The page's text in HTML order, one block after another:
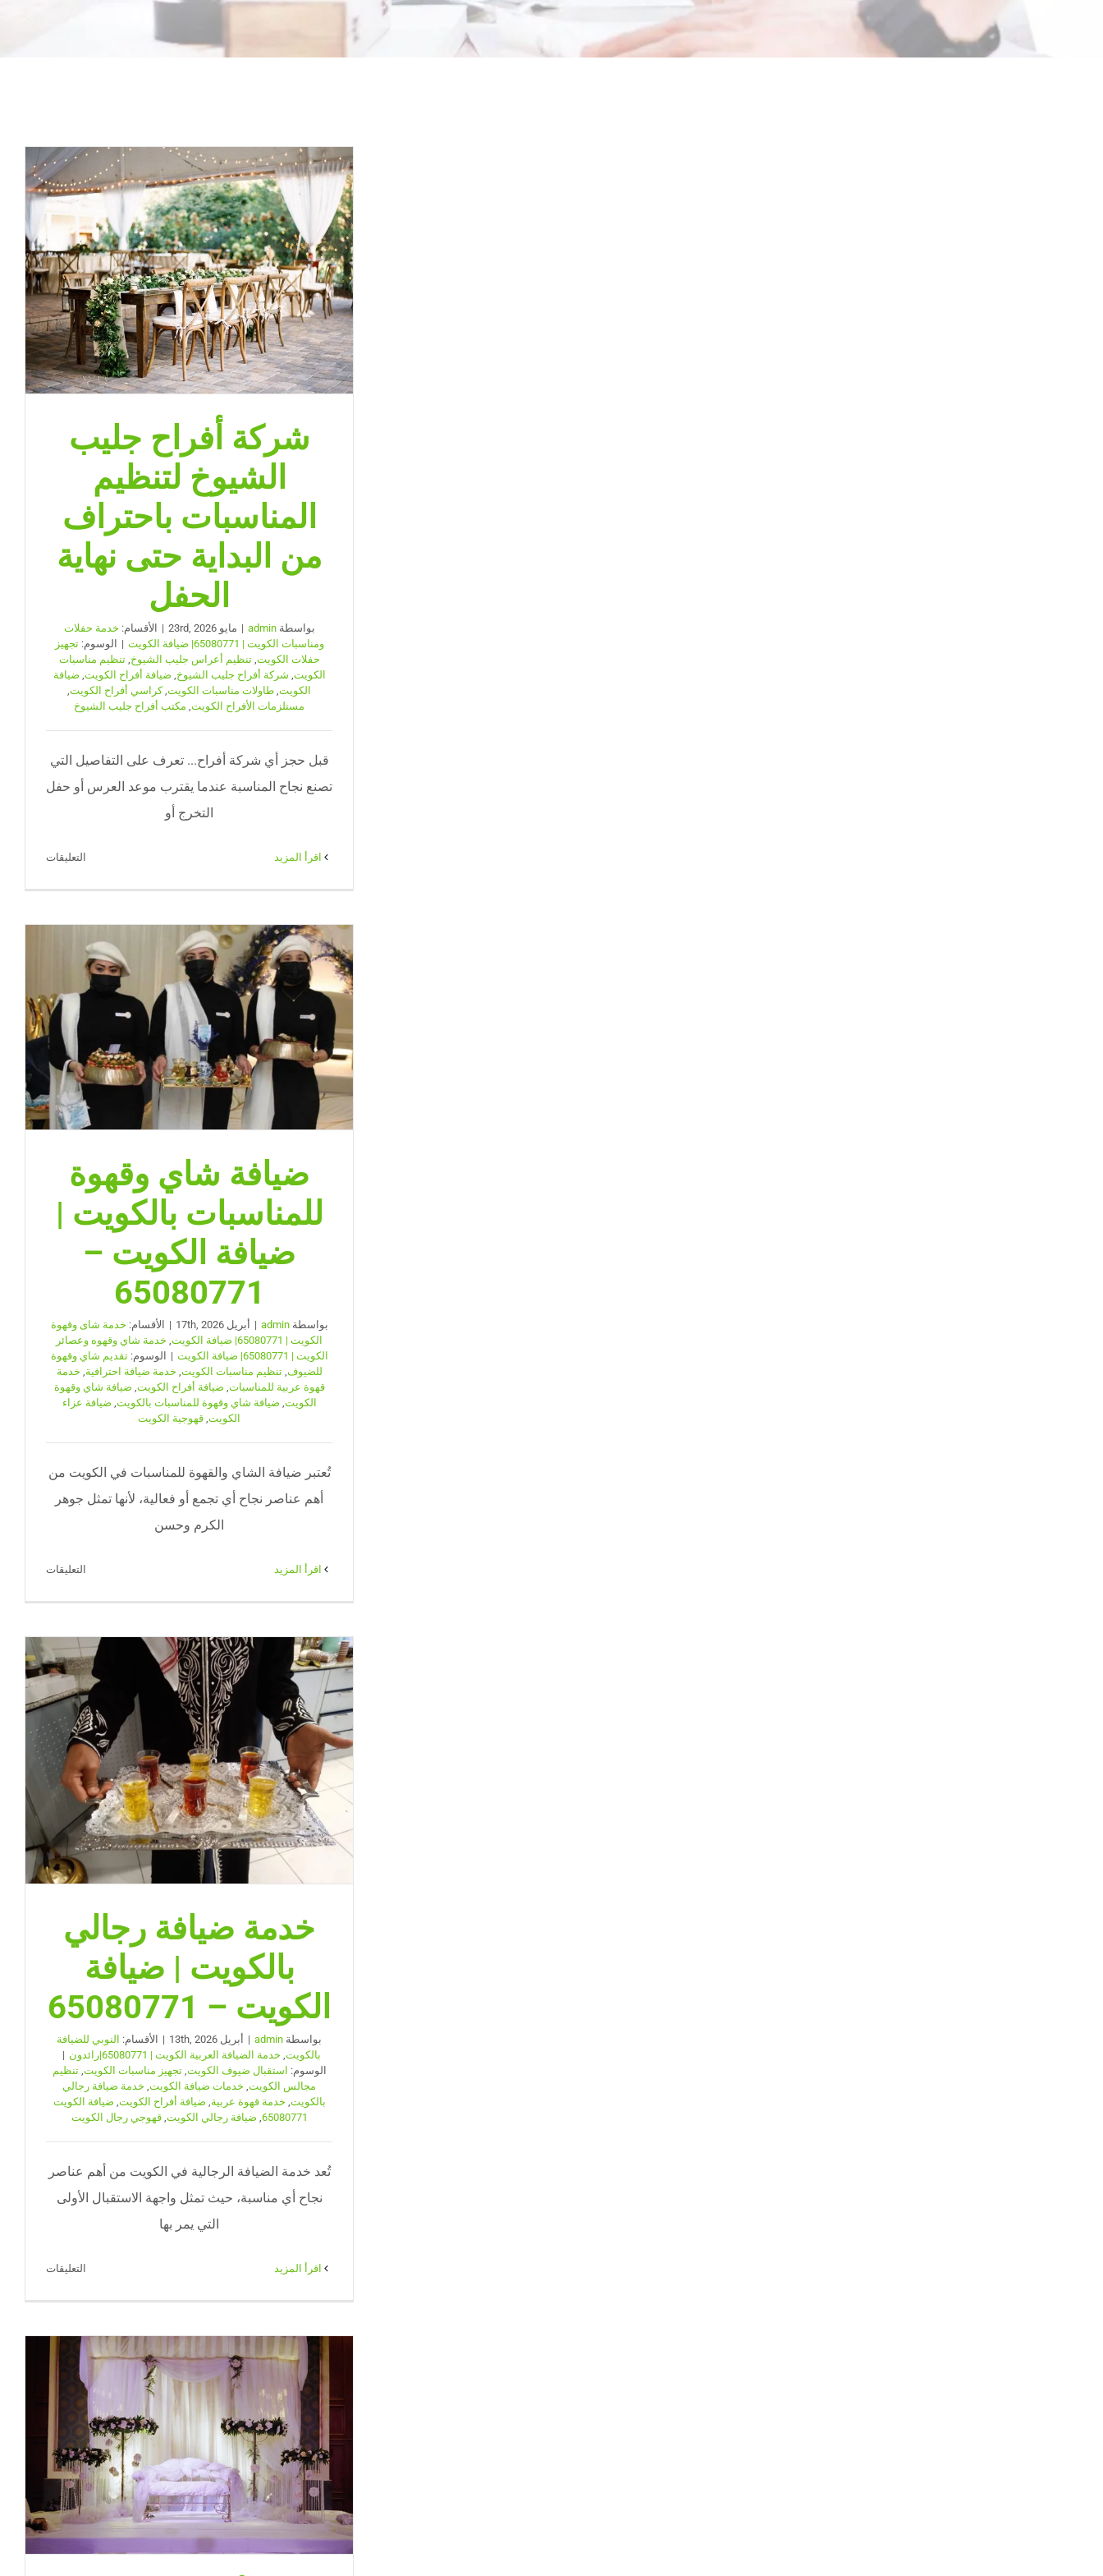
شركة أفراح جليب
الشيوخ لتنظيم
المناسبات باحتراف
من البداية حتى نهاية
الحفل
بواسطةadmin
| مايو 23rd, 2026 | الأقسام: خدمة حفلات
ومناسبات الكويت | 65080771| ضيافة الكويت
| الوسوم:تجهيز
حفلات الكويت ,تنظيم أعراس جليب الشيوخ ,تنظيم مناسبات
الكويت شركة أفراح جليب الشيوخ ضيافة أفراح الكويت ضيافة
الكويت, طاولات مناسبات الكويت,كراسي أفراح الكويت,
مستلزمات الأفراح الكويت, مكتب أفراح جليب الشيوخ
قبل حجز أي شركة أفراح... تعرف على التفاصيل التي
تصنع نجاح المناسبة عندما يقترب موعد العرس أو حفل
التخرج أو
‫اقرأ المزيد التعليقات
باحتراف
من
حتى
نهاية
الحفل
مغلقة
ضيافة شاي وقهوة
للمناسبات بالكويت |
ضيافة الكويت –
65080771
بواسطةadmin
| أبريل 17th, 2026 | الأقسام: خدمة شاى وقهوة
الكويت | 65080771| ضيافة الكويت
, خدمة شاي وقهوه وعصائر
الكويت | 65080771| ضيافة الكويت
| الوسوم:تقديم شاي وقهوة
للضيوف,تنظيم مناسبات الكويت, خدمة ضيافة احترافية, خدمة
قهوة عربية للمناسبات, ضيافة أفراح الكويت, ضيافة شاي وقهوة
الكويت, ضيافة شاي وقهوة للمناسبات بالكويت, ضيافة عزاء
الكويت, قهوجية الكويت
تُعتبر ضيافة الشاي والقهوة للمناسبات في الكويت من
أهم عناصر نجاح أي تجمع أو فعالية، لأنها تمثل جوهر
الكرم وحسن
‫اقرأ المزيد التعليقات
للمناسبات
بالكويت
|
الكويت
–
مغلقة
خدمة ضيافة رجالي
بالكويت | ضيافة
الكويت – 65080771
بواسطة admin
| أبريل 13th, 2026 | الأقسام: النوبي للضيافة
بالكويت خدمة الضيافة العربية الكويت | 65080771|رائدون
|
الوسوم: استقبال ضيوف الكويت ,تجهيز مناسبات الكويت ,تنظيم
مجالس الكويت, خدمات ضيافة الكويت, خدمة ضيافة رجالي
بالكويت خدمة قهوة عربية ضيافة أفراح الكويت ضيافة الكويت
65080771 ضيافة رجالي الكويت ,قهوجي رجال الكويت
تُعد خدمة الضيافة الرجالية في الكويت من أهم عناصر
نجاح أي مناسبة، حيث تمثل واجهة الاستقبال الأولى
التي يمر بها
‫اقرأ المزيد التعليقات
مغلقة